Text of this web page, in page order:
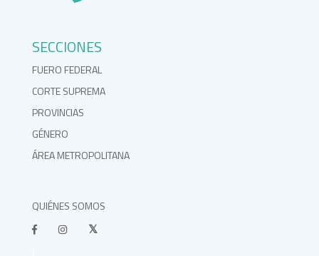
SECCIONES
FUERO FEDERAL
CORTE SUPREMA
PROVINCIAS
GÉNERO
ÁREA METROPOLITANA
QUIÉNES SOMOS